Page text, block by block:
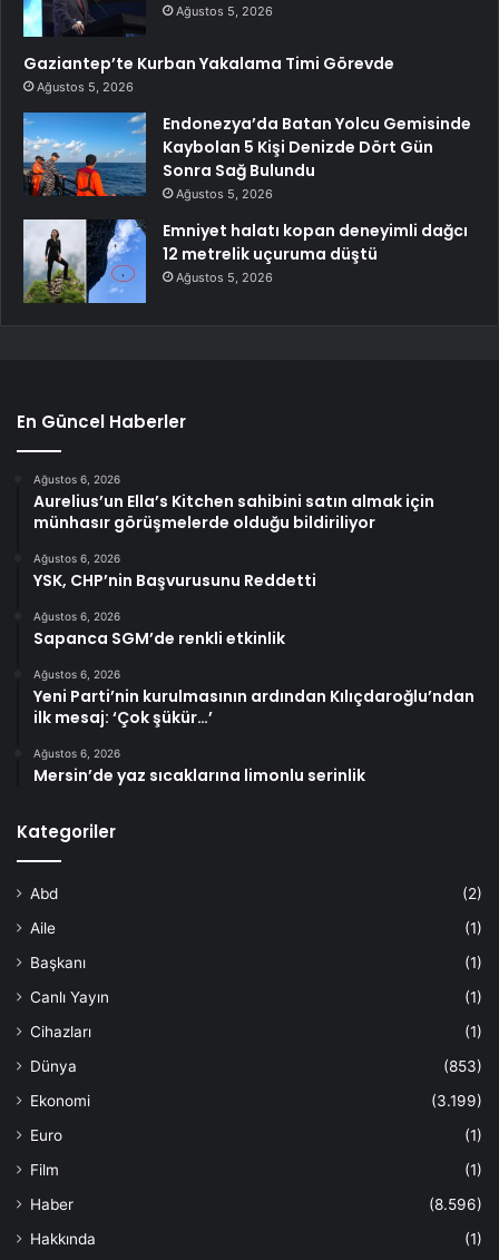
Ağustos 5, 2026
Gaziantep’te Kurban Yakalama Timi Görevde
Ağustos 5, 2026
Endonezya’da Batan Yolcu Gemisinde
Kaybolan 5 Kişi Denizde Dört Gün
Sonra Sağ Bulundu
Ağustos 5, 2026
Emniyet halatı kopan deneyimli dağcı
12 metrelik uçuruma düştü
Ağustos 5, 2026
En Güncel Haberler
Ağustos 6, 2026
Aurelius’un Ella’s Kitchen sahibini satın almak için
münhasır görüşmelerde olduğu bildiriliyor
Ağustos 6, 2026
YSK, CHP’nin Başvurusunu Reddetti
Ağustos 6, 2026
Sapanca SGM’de renkli etkinlik
Ağustos 6, 2026
Yeni Parti’nin kurulmasının ardından Kılıçdaroğlu’ndan
ilk mesaj: ‘Çok şükür…’
Ağustos 6, 2026
Mersin’de yaz sıcaklarına limonlu serinlik
Kategoriler
Abd
(2)
Aile
(1)
Başkanı
(1)
Canlı Yayın
(1)
Cihazları
(1)
Dünya
(853)
Ekonomi
(3.199)
Euro
(1)
Film
(1)
Haber
(8.596)
Hakkında
(1)